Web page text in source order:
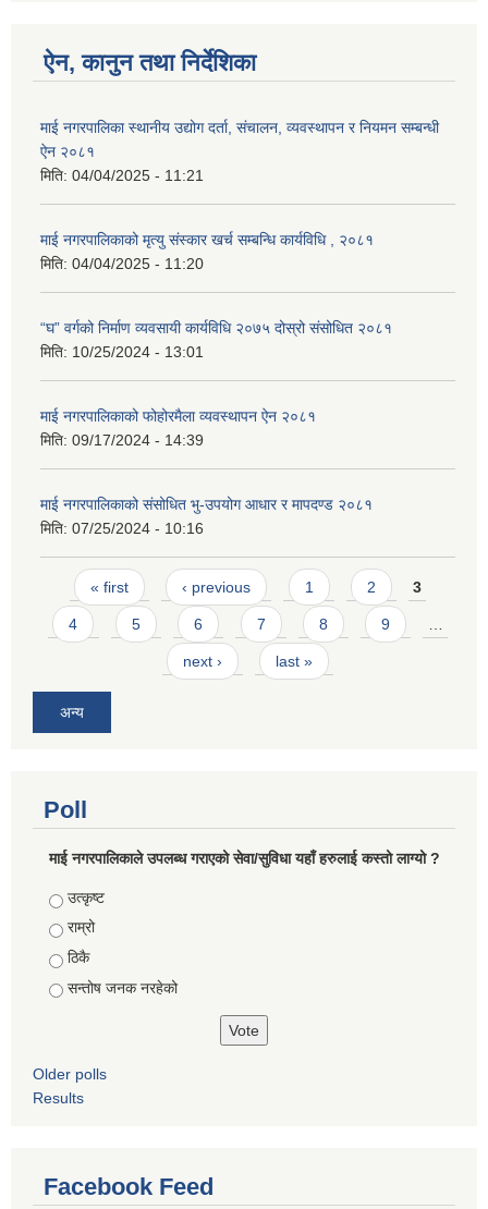
ऐन, कानुन तथा निर्देशिका
माई नगरपालिका स्थानीय उद्योग दर्ता, संचालन, व्यवस्थापन र नियमन सम्बन्धी
ऐन २०८१
मिति: 04/04/2025 - 11:21
माई नगरपालिकाको मृत्यु संस्कार खर्च सम्बन्धि कार्यविधि , २०८१
मिति: 04/04/2025 - 11:20
“घ” वर्गको निर्माण व्यवसायी कार्यविधि २०७५ दोस्रो संसोधित २०८१
मिति: 10/25/2024 - 13:01
माई नगरपालिकाको फोहोरमैला व्यवस्थापन ऐन २०८१
मिति: 09/17/2024 - 14:39
माई नगरपालिकाको संसोधित भु-उपयोग आधार र मापदण्ड २०८१
मिति: 07/25/2024 - 10:16
Pages
« first ‹ previous 1 2 3
4 5 6 7 8 9 …
next › last »
अन्य
Poll
माई नगरपालिकाले उपलब्ध गराएको सेवा/सुविधा यहाँ हरुलाई कस्तो लाग्यो ?
Choices
उत्कृष्ट
राम्रो
ठिकै
सन्तोष जनक नरहेको
Older polls
Results
Facebook Feed